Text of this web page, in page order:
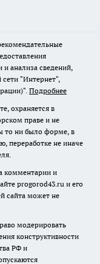
анализа сведений,
сети "Интернет",
Подробнее
охраняется в
праве и не
то ни было форме, в
переработке не иначе
комментарии и
progorod43.ru и его
сайта может не
модерировать
конструктивности
РФ и